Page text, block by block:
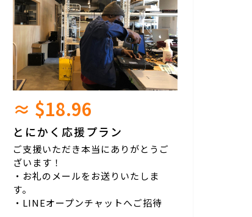
≈ $18.96
とにかく応援プラン
ご支援いただき本当にありがとうご
ざいます！
・お礼のメールをお送りいたしま
す。
・LINEオープンチャットへご招待